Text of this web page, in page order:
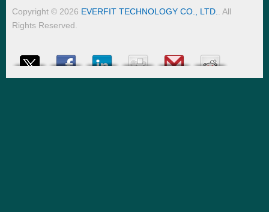
Copyright © 2026 EVERFIT TECHNOLOGY CO., LTD.. All
Rights Reserved.